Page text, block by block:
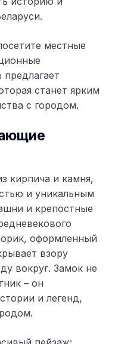
местные
станет ярким
с городом.
кирпича и камня,
и уникальным
и крепостные
оформленный
взору
вокруг. Замок не
– он
и легенд,